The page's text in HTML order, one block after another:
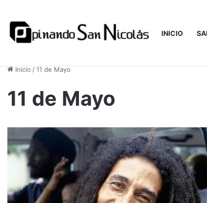
INICIO
viernes 7 de agosto del 2026 13:35
Inicio /11 de Mayo
11 de Mayo